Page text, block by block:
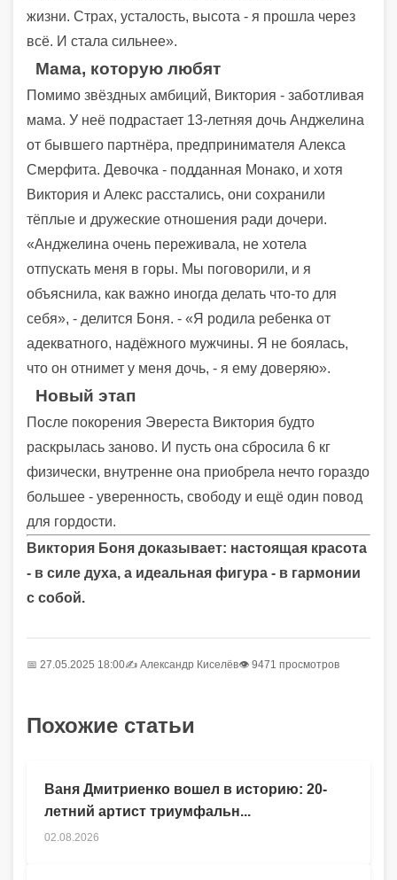
жизни. Страх, усталость, высота - я прошла через
всё. И стала сильнее».
Мама, которую любят
Помимо звёздных амбиций, Виктория - заботливая
мама. У неё подрастает 13-летняя дочь Анджелина
от бывшего партнёра, предпринимателя Алекса
Смерфита. Девочка - подданная Монако, и хотя
Виктория и Алекс расстались, они сохранили
тёплые и дружеские отношения ради дочери.
«Анджелина очень переживала, не хотела
отпускать меня в горы. Мы поговорили, и я
объяснила, как важно иногда делать что-то для
себя», - делится Боня. - «Я родила ребенка от
адекватного, надёжного мужчины. Я не боялась,
что он отнимет у меня дочь, - я ему доверяю».
Новый этап
После покорения Эвереста Виктория будто
раскрылась заново. И пусть она сбросила 6 кг
физически, внутренне она приобрела нечто гораздо
большее - уверенность, свободу и ещё один повод
для гордости.
Виктория Боня доказывает: настоящая красота
- в силе духа, а идеальная фигура - в гармонии
с собой.
📅 27.05.2025 18:00✍️ Александр Киселёв👁 9471 просмотров
Похожие статьи
Ваня Дмитриенко вошел в историю: 20-
летний артист триумфальн...
02.08.2026